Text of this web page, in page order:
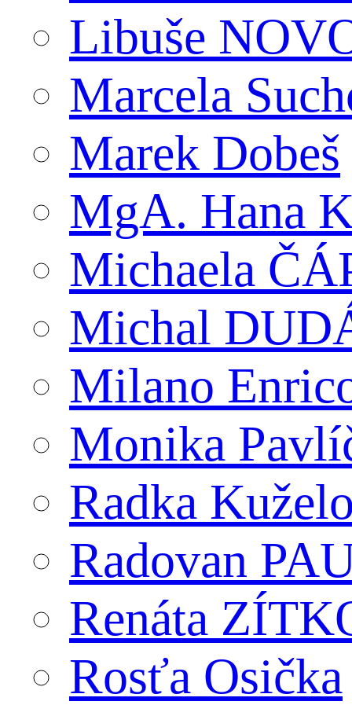
Libuše
Marcela
Marek Dobeš
MgA. Hana
Michaela
Michal
Milano
Monika
Radka
Radovan
Renáta
Rosťa Osička